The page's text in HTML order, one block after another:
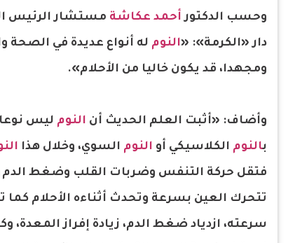
وحسب الدكتور أحمد عكاشة مستشار الرئيس
دار «الكرمة»: «النوم له أنواع عديدة في
ومجهدا، قد يكون خاليا من الأحلام».
وأضاف: «أثبت العلم الحديث أن النوم ليس
بالنوم الكلاسيكي أو النوم السوي، وخلال هذا
فتقل حركة التنفس وضربات القلب وضغط الدم
تتحرك العين بسرعة وتحدث أثناءه الأحلام
سرعته، ازدياد ضغط الدم، زيادة إفراز المعدة،